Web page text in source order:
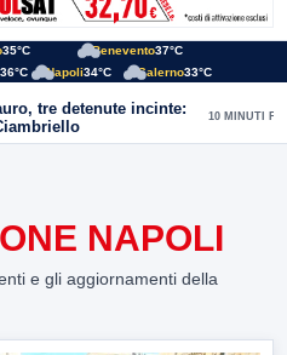
35°C Benevento37°C
36°C Napoli34°C Salerno33°C
tre detenute incinte:
10 MINUTI FA
NAPOLI
e gli aggiornamenti della